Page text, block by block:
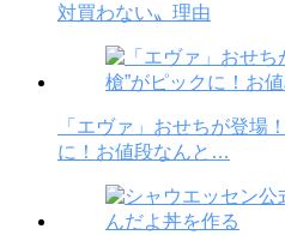
対買わない〟理由
「エヴァ」おせちが登場
に！お値段なんと…